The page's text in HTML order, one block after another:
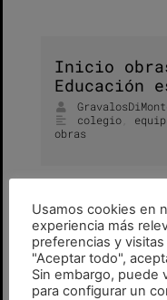
Inicio
Educación
colegio
obras
Opening
Ordine
Sicilia
conferencias,
Usamos cookies en
experiencia más
preferencias y
"Aceptar todo",
Sin embargo, puede
para configurar un